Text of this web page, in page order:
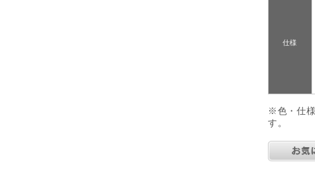
仕様
※色・仕
す。